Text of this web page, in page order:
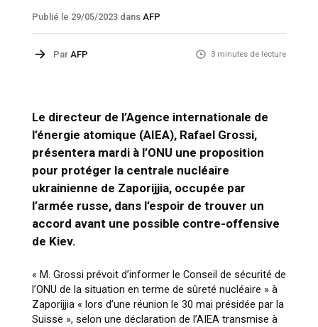
Publié le 29/05/2023 dans AFP
Par AFP 3 minutes de lecture
Le directeur de l’Agence internationale de
l’énergie atomique (AIEA), Rafael Grossi,
présentera mardi à l’ONU une proposition
pour protéger la centrale nucléaire
ukrainienne de Zaporijjia, occupée par
l’armée russe, dans l’espoir de trouver un
accord avant une possible contre-offensive
de Kiev.
« M. Grossi prévoit d’informer le Conseil de sécurité de
l’ONU de la situation en terme de sûreté nucléaire » à
Zaporijjia « lors d’une réunion le 30 mai présidée par la
Suisse », selon une déclaration de l’AIEA transmise à